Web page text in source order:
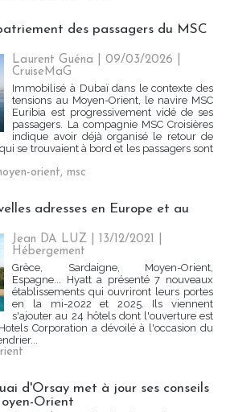
des passagers du MSC
Laurent Guéna | 09/03/2026
CruiseMaG
Immobilisé à Dubaï dans le contexte des
tensions au Moyen-Orient, le navire MSC
Euribia est progressivement vidé de ses
passagers. La compagnie MSC Croisières
indique avoir déjà organisé le retour de
se trouvaient à bord et les passagers sont
orient, msc
adresses en Europe et au
Jean DA LUZ | 13/12/2021
Hébergement
Grèce, Sardaigne, Moyen-Orient,
Espagne... Hyatt a présenté 7 nouveaux
établissements qui ouvriront leurs portes
en la mi-2022 et 2025. Ils viennent
s'ajouter au 24 hôtels dont l'ouverture est
Corporation a dévoilé à l'occasion du
d'Orsay met à jour ses conseils
Orient